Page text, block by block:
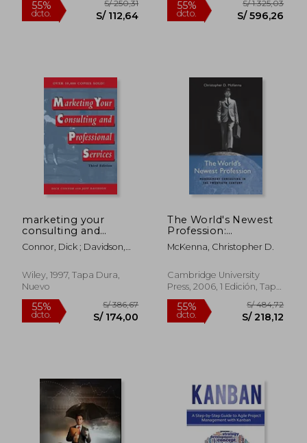
55%
dcto.
S/ 229,89
S/ 103,45 dcto.
55% S/ 131,63 55%
marketing your
consulting and
professional services
(en Inglés)
Connor, Dick ; Davidson,
Wiley, 1997, Tapa Dura,
Nuevo
The World's Newest
Profession:
Management
Consulting in the
(Cambridge Studies in
the Emergence of
(en Inglés)
McKenna, Christopher D.
Cambridge University
Press, 2006, 1 Edición, Tapa
Dura, Nuevo